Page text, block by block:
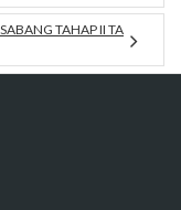
TAHAP II TA